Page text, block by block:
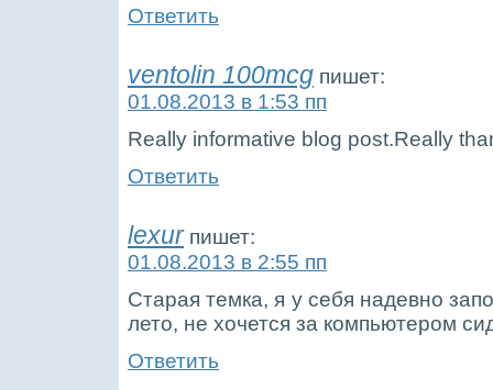
Ответить
ventolin 100mcg пишет:
01.08.2013 в 1:53 пп
Really informative blog post.Really
Ответить
lexur пишет:
01.08.2013 в 2:55 пп
Старая темка, я у себя надевно
лето, не хочется за компьютером
Ответить